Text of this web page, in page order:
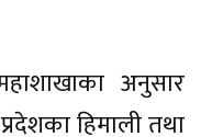
अनुसार
हिमाली तथा